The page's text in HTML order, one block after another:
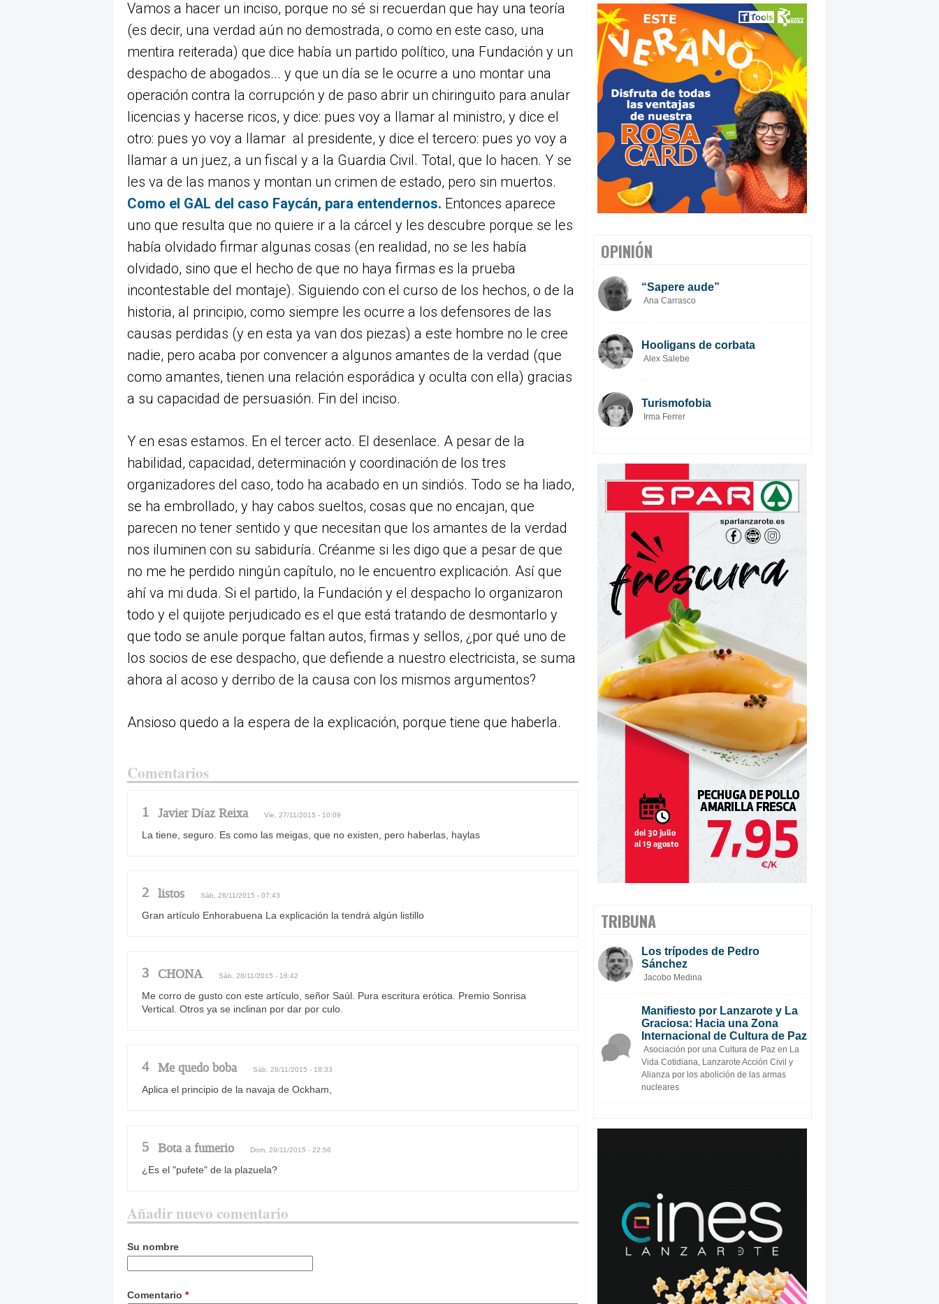
Vamos a hacer un inciso, porque no sé si recuerdan que hay una teoría
(es decir, una verdad aún no demostrada, o como en este caso, una
mentira reiterada) que dice había un partido político, una Fundación y un
despacho de abogados... y que un día se le ocurre a uno montar una
operación contra la corrupción y de paso abrir un chiringuito para anular
licencias y hacerse ricos, y dice: pues voy a llamar al ministro, y dice el
otro: pues yo voy a llamar al presidente, y dice el tercero: pues yo voy a
llamar a un juez, a un fiscal y a la Guardia Civil. Total, que lo hacen. Y se
les va de las manos y montan un crimen de estado, pero sin muertos.
Como el GAL del caso Faycán, para entendernos. Entonces aparece
uno que resulta que no quiere ir a la cárcel y les descubre porque se les
había olvidado firmar algunas cosas (en realidad, no se les había
olvidado, sino que el hecho de que no haya firmas es la prueba
incontestable del montaje). Siguiendo con el curso de los hechos, o de la
historia, al principio, como siempre les ocurre a los defensores de las
causas perdidas (y en esta ya van dos piezas) a este hombre no le cree
nadie, pero acaba por convencer a algunos amantes de la verdad (que
como amantes, tienen una relación esporádica y oculta con ella) gracias
a su capacidad de persuasión. Fin del inciso.
Y en esas estamos. En el tercer acto. El desenlace. A pesar de la
habilidad, capacidad, determinación y coordinación de los tres
organizadores del caso, todo ha acabado en un sindiós. Todo se ha liado,
se ha embrollado, y hay cabos sueltos, cosas que no encajan, que
parecen no tener sentido y que necesitan que los amantes de la verdad
nos iluminen con su sabiduría. Créanme si les digo que a pesar de que
no me he perdido ningún capítulo, no le encuentro explicación. Así que
ahí va mi duda. Si el partido, la Fundación y el despacho lo organizaron
todo y el quijote perjudicado es el que está tratando de desmontarlo y
que todo se anule porque faltan autos, firmas y sellos, ¿por qué uno de
los socios de ese despacho, que defiende a nuestro electricista, se suma
ahora al acoso y derribo de la causa con los mismos argumentos?
Ansioso quedo a la espera de la explicación, porque tiene que haberla.
Comentarios
1 Javier Díaz Reixa Vie, 27/11/2015 - 10:09
La tiene, seguro. Es como las meigas, que no existen, pero haberlas, haylas
2 listos Sáb, 28/11/2015 - 07:43
Gran artículo Enhorabuena La explicación la tendrá algún listillo
3 CHONA Sáb, 28/11/2015 - 16:42
Me corro de gusto con este artículo, señor Saúl. Pura escritura erótica. Premio Sonrisa
Vertical. Otros ya se inclinan por dar por culo.
4 Me quedo boba Sáb, 28/11/2015 - 18:33
Aplica el principio de la navaja de Ockham,
5 Bota a fumerio Dom, 29/11/2015 - 22:56
¿Es el "pufete" de la plazuela?
Añadir nuevo comentario
Su nombre
Comentario *
OPINIÓN
“Sapere aude”
Ana Carrasco
Hooligans de corbata
Alex Salebe
Turismofobia
Irma Ferrer
TRIBUNA
Los trípodes de Pedro
Sánchez
Jacobo Medina
Manifiesto por Lanzarote y La
Graciosa: Hacia una Zona
Internacional de Cultura de Paz
Asociación por una Cultura de Paz en La
Vida Cotidiana, Lanzarote Acción Civil y
Alianza por los abolición de las armas
nucleares